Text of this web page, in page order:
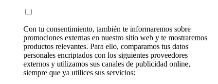
Con tu consentimiento, también te informaremos sobre
promociones externas en nuestro sitio web y te mostraremos
productos relevantes. Para ello, comparamos tus datos
personales encriptados con los siguientes proveedores
externos y utilizamos sus canales de publicidad online,
siempre que ya utilices sus servicios: